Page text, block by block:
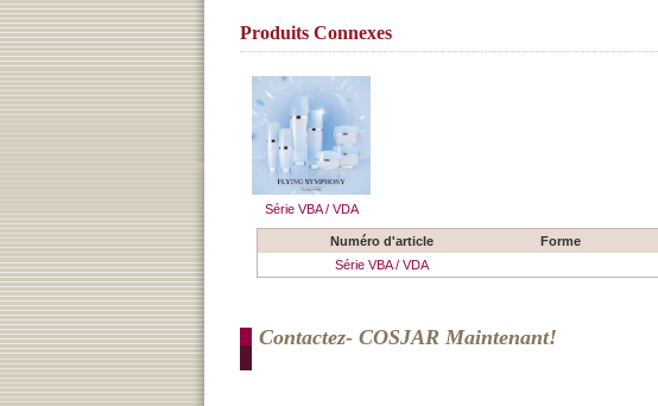
Produits Connexes
Série VBA / VDA
Numéro d'article Forme
Série VBA / VDA
Contactez- COSJAR Maintenant!